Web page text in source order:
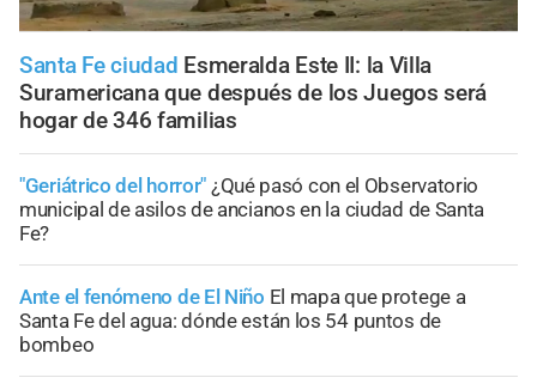
Santa Fe ciudad Esmeralda Este II: la Villa
Suramericana que después de los Juegos será
hogar de 346 familias
"Geriátrico del horror" ¿Qué pasó con el Observatorio
municipal de asilos de ancianos en la ciudad de Santa
Fe?
Ante el fenómeno de El Niño El mapa que protege a
Santa Fe del agua: dónde están los 54 puntos de
bombeo